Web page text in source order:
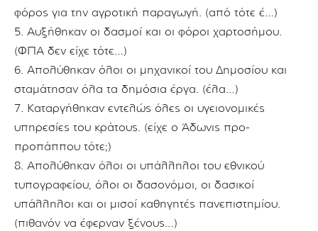
φόρος για την αγροτική παραγωγή. (από τότε έ…)
5. Αυξήθηκαν οι δασμοί και οι φόροι χαρτοσήμου.
(ΦΠΑ δεν είχε τότε…)
6. Απολύθηκαν όλοι οι μηχανικοί του Δημοσίου και
σταμάτησαν όλα τα δημόσια έργα. (έλα…)
7. Καταργήθηκαν εντελώς όλες οι υγειονομικές
υπηρεσίες του κράτους. (είχε ο Άδωνις προ-
προπάππου τότε;)
8. Απολύθηκαν όλοι οι υπάλληλοι του εθνικού
τυπογραφείου, όλοι οι δασονόμοι, οι δασικοί
υπάλληλοι και οι μισοί καθηγητές πανεπιστημίου.
(πιθανόν να έφερναν ξένους…)